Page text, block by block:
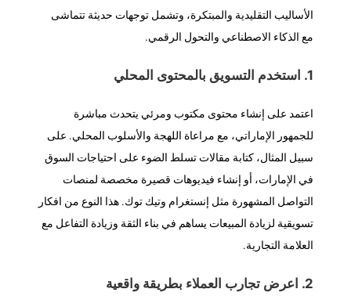
الأساليب التقليدية والمبتكرة، وتشمل توجهات حديثة تتماشى
مع الذكاء الاصطناعي والتحول الرقمي.
1. استخدم التسويق بالمحتوى المحلي
اعتمد على إنشاء محتوى مكتوب ومرئي يتحدث مباشرة
للجمهور الإماراتي، مع مراعاة اللهجة والأسلوب المحلي. على
سبيل المثال، كتابة مقالات تسلط الضوء على احتياجات السوق
في الإمارات، أو إنشاء فيديوهات قصيرة مخصصة لمنصات
التواصل المشهورة مثل إنستغرام وتيك توك. هذا النوع من افكار
تسويقية لزيادة المبيعات يساهم في بناء الثقة وزيادة التفاعل مع
العلامة التجارية.
2. اعرض تجارب العملاء بطريقة واقعية